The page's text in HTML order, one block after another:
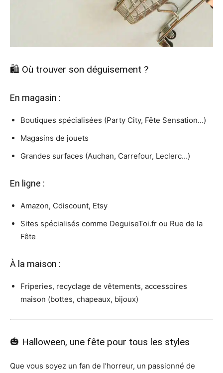
🛍 Où trouver son déguisement ?
En magasin :
Boutiques spécialisées (Party City, Fête Sensation…)
Magasins de jouets
Grandes surfaces (Auchan, Carrefour, Leclerc…)
En ligne :
Amazon, Cdiscount, Etsy
Sites spécialisés comme DeguiseToi.fr ou Rue de la
Fête
À la maison :
Friperies, recyclage de vêtements, accessoires
maison (bottes, chapeaux, bijoux)
🎃 Halloween, une fête pour tous les styles
Que vous soyez un fan de l’horreur, un passionné de